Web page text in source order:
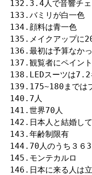
132.3.4人で音響チェ
133.バミリが白一色
134.顔料は青一色
135.メイクアップに
136.最初は予算なか
137.観覧者にペイン
138.LEDスーツは7.2
139.175~180までは
140.7人
141.世界70人
142.日本人と結婚し
143.年齢制限有
144.70人のうち３６3
145.モンテカルロ
146.日本に来る人は